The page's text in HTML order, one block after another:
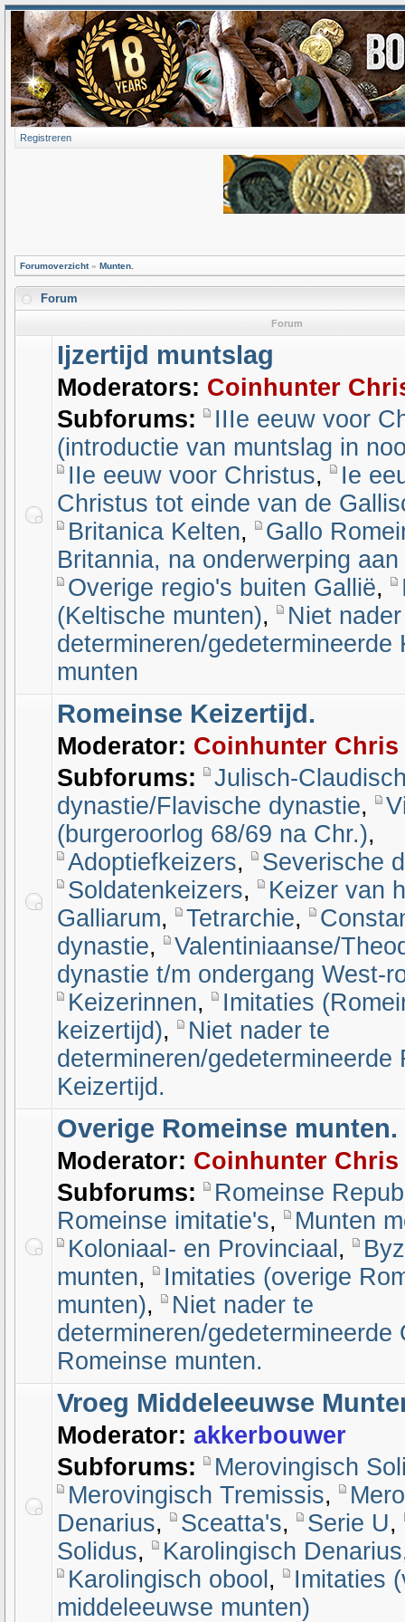
Registreren
Forumoverzicht» Munten.
Forum
Forum
Ijzertijd muntslag
Moderators: Coinhunter
Subforums:
IIIe eeuw voor
(introductie van muntslag in
IIe eeuw voor Christus,
Ie
Christus tot einde van de
Britanica Kelten,
Gallo
Britannia, na onderwerping
Overige regio's buiten Gallië,
(Keltische munten),
Niet
determineren/gedetermineerde
munten
Romeinse Keizertijd.
Moderator: Coinhunter Chris
Subforums:
Julisch-
dynastie/Flavische dynastie,
(burgeroorlog 68/69 na Chr.),
Adoptiefkeizers,
Severische
Soldatenkeizers,
Keizer van
Galliarum, Tetrarchie,
dynastie,
Valentiniaanse/
dynastie t/m ondergang West-
Keizerinnen,
Imitaties
keizertijd),
Niet nader te
determineren/gedetermineerde
Keizertijd.
Overige Romeinse munten.
Moderator: Coinhunter Chris
Subforums:
Romeinse
Romeinse imitatie's,
Munten
Koloniaal- en Provinciaal ,
munten,
Imitaties (overige
munten),
Niet nader te
determineren/gedetermineerde
Romeinse munten.
Vroeg Middeleeuwse
Moderator: akkerbouwer
Subforums:
Merovingisch
Merovingisch Tremissis,
Denarius, Sceatta's, Serie U,
Solidus, Karolingisch Denarius
Karolingisch obool ,
Imitaties
middeleeuwse munten)